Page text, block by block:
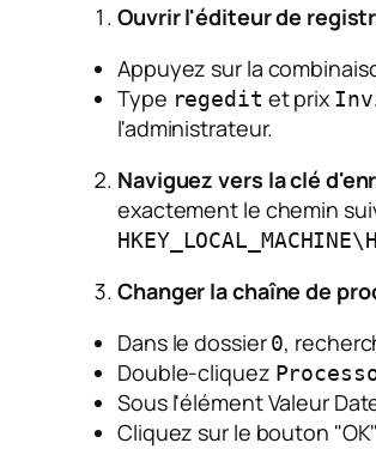
Ouvrir l'éditeur de
Appuyez sur la
Type regedit et prix
l'administrateur.
Naviguez vers la clé
exactement le chemin
Changer la chaîne de
Dans le dossier0,
Double-cliquez
Sous l'élément Valeur
Cliquez sur le bouton